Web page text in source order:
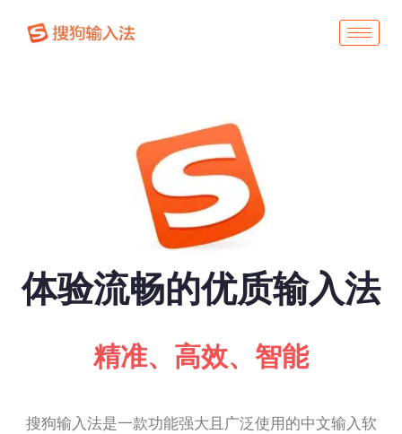
体验流畅的优质输入法
精准、高效、智能
搜狗输入法是一款功能强大且广泛使用的中文输入软